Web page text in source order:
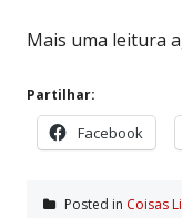
Mais uma leitura
Partilhar:
Facebook
Posted in Coisas